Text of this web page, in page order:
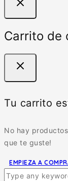
Carrito de
Tu carrito
No hay
que te guste!
EMPIEZA A